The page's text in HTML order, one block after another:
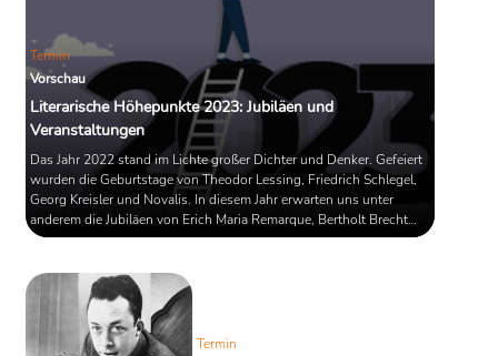
Termin
Vorschau
Literarische Höhepunkte 2023: Jubiläen und
Veranstaltungen
Das Jahr 2022 stand im Lichte großer Dichter und Denker. Gefeiert
wurden die Geburtstage von Theodor Lessing, Friedrich Schlegel,
Georg Kreisler und Novalis. In diesem Jahr erwarten uns unter
anderem die Jubiläen von Erich Maria Remarque, Bertholt Brecht
und Blaise Pascal. Hinzu kommen Literaturveranstaltungen wie die
zurückkehrt. Ein Überblick.
Termin